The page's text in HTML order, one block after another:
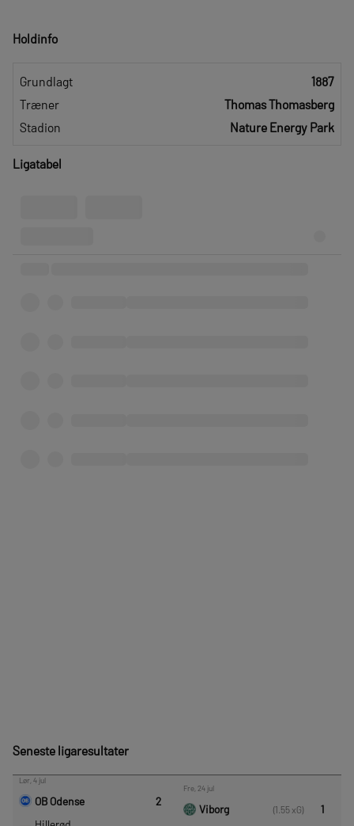
Holdinfo
Grundlagt
1887
Træner
Thomas Thomasberg
Stadion
Nature Energy Park
Ligatabel
Seneste ligaresultater